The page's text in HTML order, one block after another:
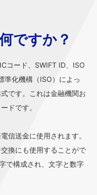
ですか？
コード、SWIFT ID、ISO
準化機構（ISO）によっ
です。これは金融機関お
ドです。
信送金に使用されます。
換にも使用することがで
で構成され、文字と数字